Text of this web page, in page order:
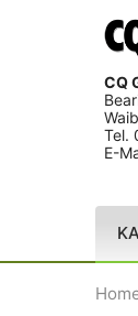
CQ
Tel.
E-